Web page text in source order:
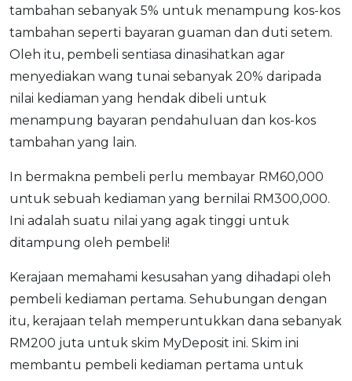
tambahan sebanyak 5% untuk menampung kos-kos
tambahan seperti bayaran guaman dan duti setem.
Oleh itu, pembeli sentiasa dinasihatkan agar
menyediakan wang tunai sebanyak 20% daripada
nilai kediaman yang hendak dibeli untuk
menampung bayaran pendahuluan dan kos-kos
tambahan yang lain.
In bermakna pembeli perlu membayar RM60,000
untuk sebuah kediaman yang bernilai RM300,000.
Ini adalah suatu nilai yang agak tinggi untuk
ditampung oleh pembeli!
Kerajaan memahami kesusahan yang dihadapi oleh
pembeli kediaman pertama. Sehubungan dengan
itu, kerajaan telah memperuntukkan dana sebanyak
RM200 juta untuk skim MyDeposit ini. Skim ini
membantu pembeli kediaman pertama untuk